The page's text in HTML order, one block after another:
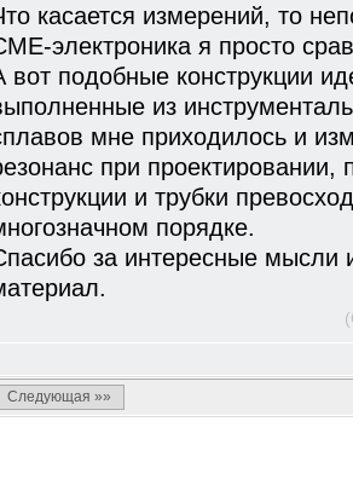
касается измерений, то
электроника я просто
вот подобные конструкции
из
мне приходилось и
при проектировании,
и трубки
порядке.
за интересные мысли
Следующая »»